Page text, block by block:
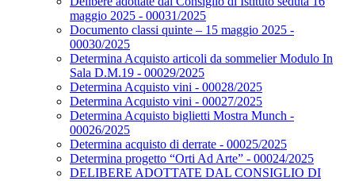
maggio 2025 - 00031/2025
Documento classi quinte – 15 maggio 2025 -
00030/2025
Determina Acquisto articoli da sommelier Modulo In
Sala D.M.19 - 00029/2025
Determina Acquisto vini - 00028/2025
Determina Acquisto vini - 00027/2025
Determina Acquisto biglietti Mostra Munch -
00026/2025
Determina acquisto di derrate - 00025/2025
Determina progetto “Orti Ad Arte” - 00024/2025
DELIBERE ADOTTATE DAL CONSIGLIO DI